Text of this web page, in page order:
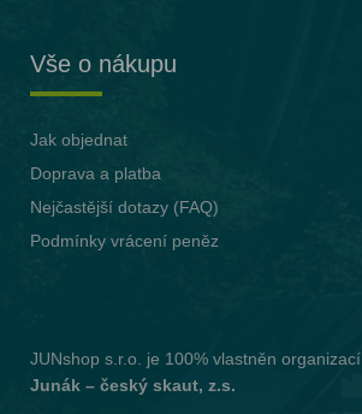
Vše o nákupu
Jak objednat
Doprava a platba
Nejčastější dotazy (FAQ)
Podmínky vrácení peněz
JUNshop s.r.o.
je 100% vlastněn organizací
Junák – český skaut, z.s.